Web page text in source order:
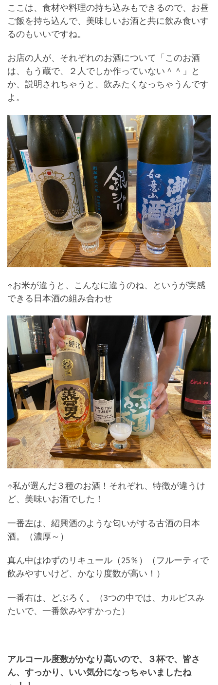
ここは、食材や料理の持ち込みもできるので、お昼
ご飯を持ち込んで、美味しいお酒と共に飲み食いす
るのもいいですね。
お店の人が、それぞれのお酒について「このお酒
は、もう蔵で、２人でしか作っていない＾＾」と
か、説明されちゃうと、飲みたくなっちゃうんです
よ。
↑お米が違うと、こんなに違うのね、というが実感
できる日本酒の組み合わせ
↑私が選んだ３種のお酒！それぞれ、特徴が違うけ
ど、美味いお酒でした！
一番左は、紹興酒のような匂いがする古酒の日本
酒。（濃厚～）
真ん中はゆずのリキュール（25％）（フルーティで
飲みやすいけど、かなり度数が高い！）
一番右は、どぶろく。（3つの中では、カルピスみ
たいで、一番飲みやすかった）
アルコール度数がかなり高いので、
３杯で、皆さ
ん、すっかり、いい気分になっちゃいましたね